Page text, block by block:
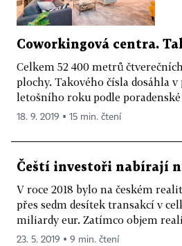
Coworkingová centra.
Celkem 52 400 metrů
plochy. Takového čísla dosáhla
letošního roku podle
18. 9. 2019 ▪ 15 min. čtení
Čeští investoři nabírají
V roce 2018 bylo na českém
přes sedm desítek transakcí v
miliardy eur. Zatímco objem
23. 5. 2019 ▪ 9 min. čtení